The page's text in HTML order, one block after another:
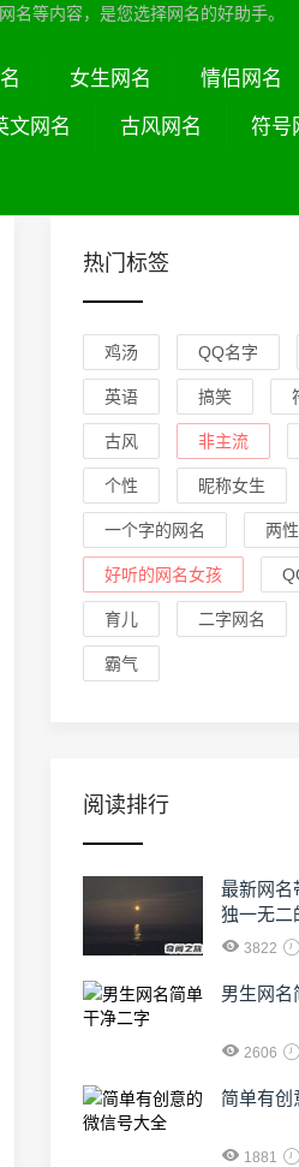
等内容，是您选择网名的好助手。
女生网名 情侣网名
文网名 古风网名 符号
热门标签
鸡汤 QQ名字
英语 搞笑
古风 非主流
个性 昵称女生
一个字的网名 两性
好听的网名女孩
育儿 二字网名
霸气
阅读排行
最新网名
独一无二
3822
男生网名
2606
简单有创
1881